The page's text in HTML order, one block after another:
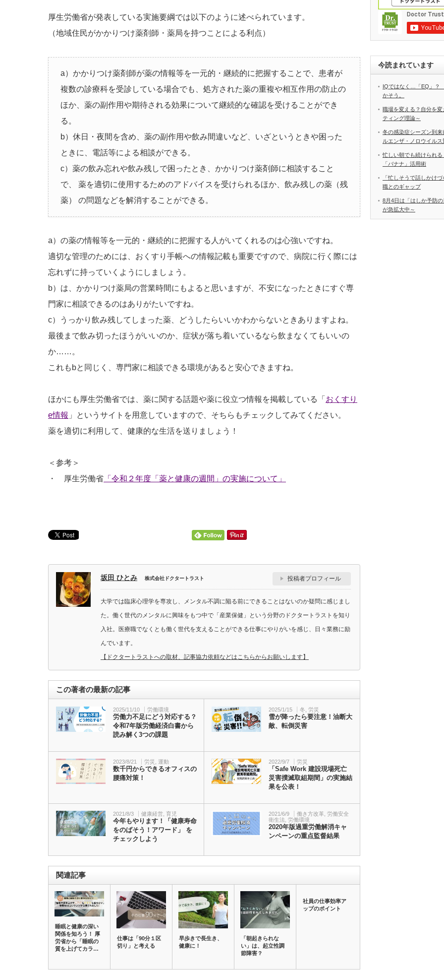
厚生労働省が発表している実施要綱では以下のように述べられています。
（地域住民がかかりつけ薬剤師・薬局を持つことによる利点）
a）かかりつけ薬剤師が薬の情報等を一元的・継続的に把握することで、患者が
複数の診療科を受診している場合でも、処方された薬の重複や相互作用の防止の
ほか、薬の副作用や期待される効果について継続的な確認を受けることができ
る。
b）休日・夜間を含め、薬の副作用や飲み間違いなど、いざというときや困った
ときに、電話等による相談ができる。
c）薬の飲み忘れや飲み残しで困ったとき、かかりつけ薬剤師に相談すること
で、 薬を適切に使用するためのアドバイスを受けられるほか、飲み残しの薬（残
薬） の問題などを解消することができる。
a）の薬の情報等を一元的・継続的に把握する人がいてくれるのは心強いですね。
適切な管理のためには、おくすり手帳への情報記載も重要ですので、病院に行く際には
忘れずに持っていくようにしましょう。
b）は、かかりつけ薬局の営業時間にもよると思いますが、不安になったときにすぐ専
門家に相談できるのはありがたいですね。
c）うっかり飲み残してしまった薬、どうしたらいいかわからないときありますよね。
最後まで飲み切ったほうがいいのか、症状が落ち着いているなら飲まなくてもいいの
か……。
これもbと同じく、専門家に相談できる環境があると安心できますね。
ほかにも厚生労働省では、薬に関する話題や薬に役立つ情報を掲載している「 おくすり
e情報 」というサイトを用意していますので、そちらもチェックしてみてください。
薬を適切に利用して、健康的な生活を送りましょう！
＜参考＞
・ 厚生労働省 「令和２年度「薬と健康の週間」の実施について」
坂田 ひとみ 株式会社ドクタートラスト 投稿者プロフィール
大学では臨床心理学を専攻し、メンタル不調に陥る前にできることはないのか疑問に感じまし
た。働く世代のメンタルに興味をもつ中で「産業保健」という分野のドクタートラストを知り
入社。医療職でなくとも働く世代を支えることができる仕事にやりがいを感じ、日々業務に励
んでいます。
【ドクタートラストへの取材、記事協力依頼などはこちらからお願いします】
この著者の最新の記事
2025/11/10 労働環境
労働力不足にどう対応する？
令和7年版労働経済白書から
読み解く3つの課題
2025/1/15 冬, 労災
雪が降ったら要注意！油断大
敵、転倒災害
2023/8/21 労災 , 運動
数千円からできるオフィスの
腰痛対策！
2022/9/7 労災
「Safe Work 建設現場死亡
災害撲滅取組期間」の実施結
果を公表！
2021/8/3 健康経営, 育児
今年もやります！「健康寿命
をのばそう！アワード」 を
チェックしよう
2021/6/9 働き方改革, 労働安全
衛生法, 労働環境
2020年版過重労働解消キャ
ンペーンの重点監督結果
関連記事
睡眠と健康の深い
関係を知ろう！ 厚
労省から「睡眠の
質を上げてカラ…
仕事は「90分１区
切り」と考える
早歩きで長生き、
健康に！
「朝起きられな
い」は、起立性調
節障害？
社員の仕事効率ア
ップのポイント
今読まれています
IQではなく…「EQ」？
かそう。
職場を変える？自分を
ティング理論～
冬の感染症シーズン到
ルエンザ・ノロウイルス
忙しい朝でも続けられ
「バナナ」活用術
「忙しそうで話しかけ
職とのギャップ
8月4日は「はしか予防
が急拡大中～